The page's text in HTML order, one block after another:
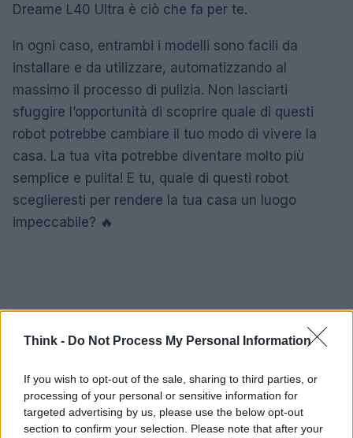
Think - Do Not Process My Personal Information
If you wish to opt-out of the sale, sharing to third parties, or
processing of your personal or sensitive information for
targeted advertising by us, please use the below opt-out
section to confirm your selection. Please note that after your
Dreame L40 Ultra è ciò che fa per te.
In ogni caso, entrambi i modelli sono facili da
installare e da utilizzare, automatizzando al
massimo il processo di pulizia. Non lasciarti
sfuggire l’opportunità di scoprire quale di questi
robot potrebbe cambiare il tuo modo di vivere la
casa. La tua vita potrebbe diventare molto più
semplice e pulita! E tu, quale di questi robot
sceglieresti per rendere la tua casa un luogo
impeccabile? 🔥